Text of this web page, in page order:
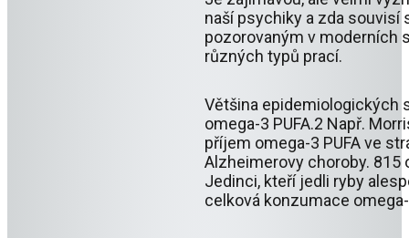
naší psychiky a zda
pozorovaným v moderních
různých typů prací.
Většina epidemiologických
omega-3 PUFA.2 Např.
příjem omega-3 PUFA ve
Alzheimerovy choroby. 815
Jedinci, kteří jedli ryby
celková konzumace